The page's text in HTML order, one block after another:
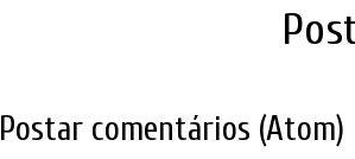
Postar comentários (Atom)